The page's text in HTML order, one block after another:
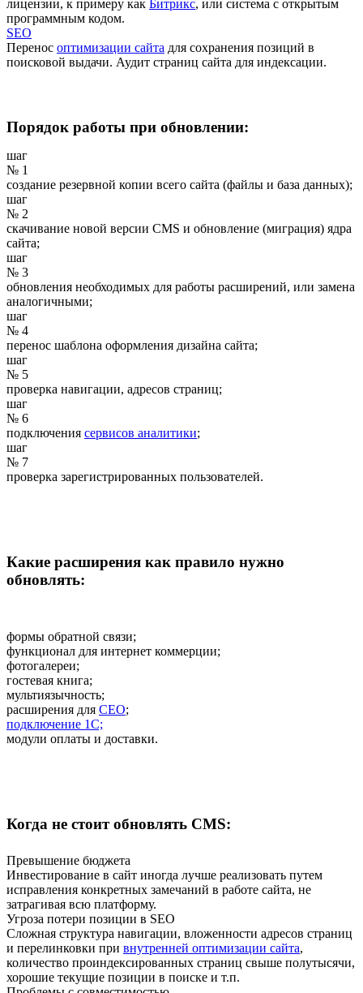
лицензии, к примеру как Битрикс, или система с открытым
программным кодом.
SEO
Перенос оптимизации сайта для сохранения позиций в
поисковой выдачи. Аудит страниц сайта для индексации.
Порядок работы при обновлении:
шаг
№ 1
создание резервной копии всего сайта (файлы и база данных);
шаг
№ 2
скачивание новой версии CMS и обновление (миграция) ядра
сайта;
шаг
№ 3
обновления необходимых для работы расширений, или замена
аналогичными;
шаг
№ 4
перенос шаблона оформления дизайна сайта;
шаг
№ 5
проверка навигации, адресов страниц;
шаг
№ 6
подключения сервисов аналитики;
шаг
№ 7
проверка зарегистрированных пользователей.
Какие расширения как правило нужно
обновлять:
формы обратной связи;
функционал для интернет коммерции;
фотогалереи;
гостевая книга;
мультиязычность;
расширения для СЕО;
подключение 1С;
модули оплаты и доставки.
Когда не стоит обновлять CMS:
Превышение бюджета
Инвестирование в сайт иногда лучше реализовать путем
исправления конкретных замечаний в работе сайта, не
затрагивая всю платформу.
Угроза потери позиции в SEO
Сложная структура навигации, вложенности адресов страниц
и перелинковки при внутренней оптимизации сайта,
количество проиндексированных страниц свыше полутысячи,
хорошие текущие позиции в поиске и т.п.